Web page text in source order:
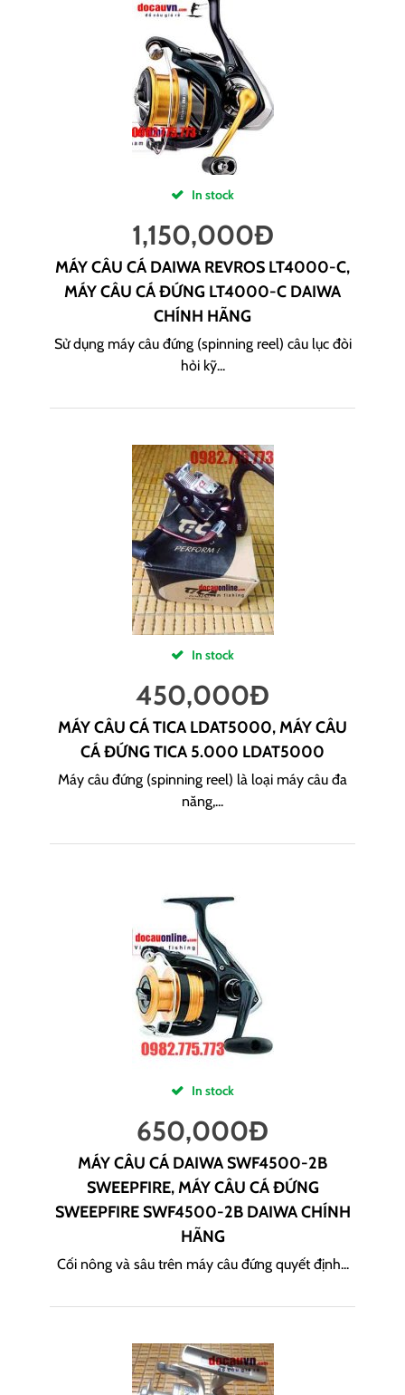
In stock
1,150,000Đ
MÁY CÂU CÁ DAIWA REVROS LT4000-C,
MÁY CÂU CÁ ĐỨNG LT4000-C DAIWA
CHÍNH HÃNG
Sử dụng máy câu đứng (spinning reel) câu lục đòi
hỏi kỹ...
In stock
450,000Đ
MÁY CÂU CÁ TICA LDAT5000, MÁY CÂU
CÁ ĐỨNG TICA 5.000 LDAT5000
Máy câu đứng (spinning reel) là loại máy câu đa
năng,...
In stock
650,000Đ
MÁY CÂU CÁ DAIWA SWF4500-2B
SWEEPFIRE, MÁY CÂU CÁ ĐỨNG
SWEEPFIRE SWF4500-2B DAIWA CHÍNH
HÃNG
Cối nông và sâu trên máy câu đứng quyết định...